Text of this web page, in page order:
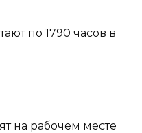
по 1790 часов в
на рабочем месте